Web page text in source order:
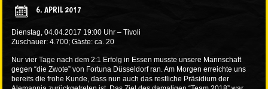
6. APRIL 2017
Dienstag, 04.04.2017 19:00 Uhr – Tivoli
Zuschauer: 4.700; Gäste: ca. 20
Nur vier Tage nach dem 2:1 Erfolg in Essen musste unsere Mannschaft
gegen “die Zwote” von Fortuna Düsseldorf ran. Am Morgen erreichte uns
bereits die frohe Kunde, dass nun auch das restliche Präsidium der